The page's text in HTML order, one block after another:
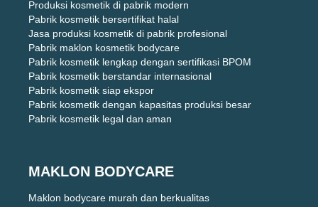
Produksi kosmetik di pabrik modern
Pabrik kosmetik bersertifikat halal
Jasa produksi kosmetik di pabrik profesional
Pabrik maklon kosmetik bodycare
Pabrik kosmetik lengkap dengan sertifikasi BPOM
Pabrik kosmetik berstandar internasional
Pabrik kosmetik siap ekspor
Pabrik kosmetik dengan kapasitas produksi besar
Pabrik kosmetik legal dan aman
MAKLON BODYCARE
Maklon bodycare murah dan berkualitas